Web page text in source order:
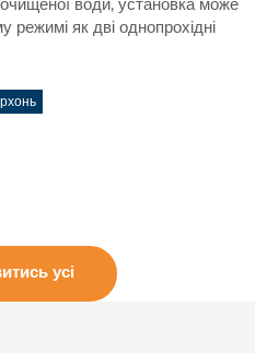
очищеної води, установка може
як дві однопрохідні
усі